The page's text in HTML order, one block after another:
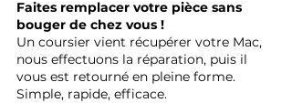
Faites remplacer votre pièce sans
bouger de chez vous !
Un coursier vient récupérer votre Mac,
nous effectuons la réparation, puis il
vous est retourné en pleine forme.
Simple, rapide, efficace.